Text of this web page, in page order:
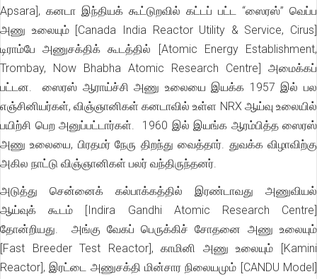
Apsara], கனடா இந்தியக் கூட்டுறவில் கட்டப் பட்ட “ஸைரஸ்” வெப்ப
அணு உலையும் [Canada India Reactor Utility & Service, Cirus]
டிராம்பே அணுசக்திக் கூடத்தில் [Atomic Energy Establishment,
Trombay, Now Bhabha Atomic Research Centre] அமைக்கப்
பட்டன. ஸைரஸ் ஆராய்ச்சி அணு உலையை இயக்க 1957 இல் பல
எஞ்சினியர்கள், விஞ்ஞானிகள் கனடாவில் உள்ள NRX ஆய்வு உலையில்
பயிற்சி பெற அனுப்பட்டார்கள். 1960 இல் இயங்க ஆரம்பித்த ஸைரஸ்
அணு உலையை, பிரதமர் நேரு திறந்து வைத்தார். துவக்க விழாவிற்கு
அகில நாட்டு விஞ்ஞானிகள் பலர் வந்திருந்தனர்.
அடுத்து சென்னைக் கல்பாக்கத்தில் இரண்டாவது அணுவியல்
ஆய்வுக் கூடம் [Indira Gandhi Atomic Research Centre]
தோன்றியது. அங்கு வேகப் பெருக்கிச் சோதனை அணு உலையும்
[Fast Breeder Test Reactor], காமினி அணு உலையும் [Kamini
Reactor], இரட்டை அணுசக்தி மின்சார நிலையமும் [CANDU Model]